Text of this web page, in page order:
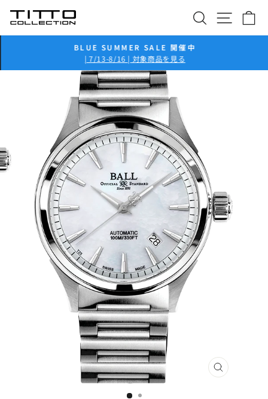
検索 サイト
ス
ラ
イ
ド
シ
ョ
ー
を
一
止
BLUE SUMMER SALE 開催中
| 7/13-8/16 | 対象商品を見る
閉